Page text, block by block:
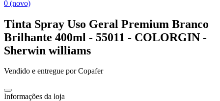
0 (novo)
Tinta Spray Uso Geral Premium Branco
Brilhante 400ml - 55011 - COLORGIN -
Sherwin williams
Vendido e entregue por Copafer
Informações da loja